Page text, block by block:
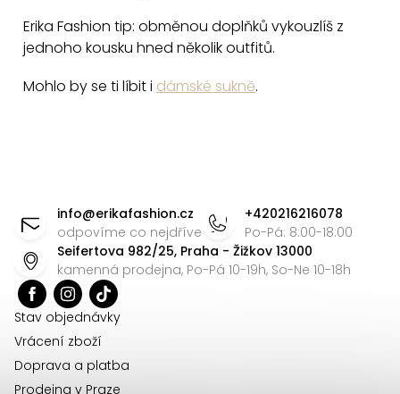
Erika Fashion tip: obměnou doplňků vykouzlíš z
jednoho kousku hned několik outfitů.
Mohlo by se ti líbit i dámské sukně.
info@erikafashion.cz
odpovíme co nejdříve
+420216216078
Po-Pá: 8:00-18:00
Seifertova 982/25, Praha - Žižkov 13000
kamenná prodejna, Po-Pá 10-19h, So-Ne 10-18h
Stav objednávky
Vrácení zboží
Doprava a platba
Prodejna v Praze